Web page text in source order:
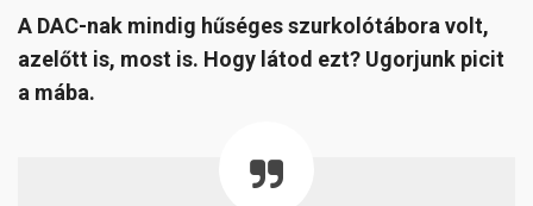
A DAC-nak mindig hűséges szurkolótábora volt,
azelőtt is, most is. Hogy látod ezt? Ugorjunk picit
a mába.